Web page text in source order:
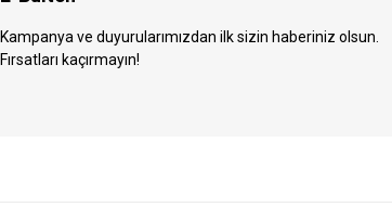
Kampanya ve duyurularımızdan ilk sizin haberiniz olsun.
Fırsatları kaçırmayın!